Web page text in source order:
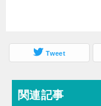
Tweet
関連記事